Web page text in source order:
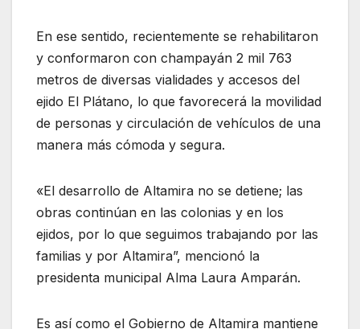
En ese sentido, recientemente se rehabilitaron
y conformaron con champayán 2 mil 763
metros de diversas vialidades y accesos del
ejido El Plátano, lo que favorecerá la movilidad
de personas y circulación de vehículos de una
manera más cómoda y segura.
«El desarrollo de Altamira no se detiene; las
obras continúan en las colonias y en los
ejidos, por lo que seguimos trabajando por las
familias y por Altamira”, mencionó la
presidenta municipal Alma Laura Amparán.
Es así como el Gobierno de Altamira mantiene